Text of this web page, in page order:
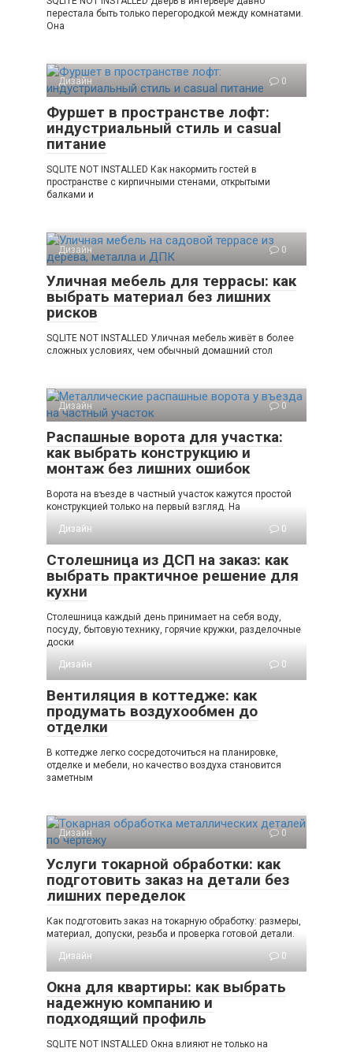
перестала быть только перегородкой между комнатами.
Она
Дизайн 0
Фуршет в пространстве лофт:
индустриальный стиль и casual
питание
SQLITE NOT INSTALLED Как накормить гостей в
пространстве с кирпичными стенами, открытыми
балками и
Дизайн 0
Уличная мебель для террасы: как
выбрать материал без лишних
рисков
SQLITE NOT INSTALLED Уличная мебель живёт в более
сложных условиях, чем обычный домашний стол
Дизайн 0
Распашные ворота для участка:
как выбрать конструкцию и
монтаж без лишних ошибок
Ворота на въезде в частный участок кажутся простой
конструкцией только на первый взгляд. На
Дизайн
0
Столешница из ДСП на заказ: как
выбрать практичное решение для
кухни
Столешница каждый день принимает на себя воду,
посуду, бытовую технику, горячие кружки, разделочные
доски
Дизайн
0
Вентиляция в коттедже: как
продумать воздухообмен до
отделки
В коттедже легко сосредоточиться на планировке,
отделке и мебели, но качество воздуха становится
заметным
Дизайн 0
Услуги токарной обработки: как
подготовить заказ на детали без
лишних переделок
Как подготовить заказ на токарную обработку: размеры,
материал, допуски, резьба и проверка готовой детали.
Дизайн
0
Окна для квартиры: как выбрать
надежную компанию и
подходящий профиль
SQLITE NOT INSTALLED Окна влияют не только на